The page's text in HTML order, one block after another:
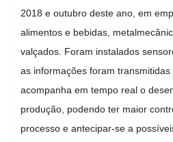
2018 e outubro deste ano, em
alimentos e bebidas,
valçados. Foram instalados
as informações foram
acompanha em tempo real o
produção, podendo ter maior
processo e antecipar-se a